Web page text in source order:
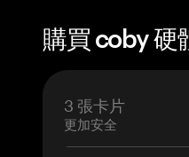
購買 coby 硬
3 張卡片
更加安全